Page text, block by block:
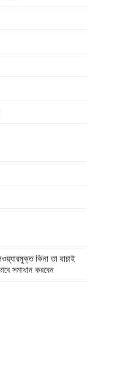
কিনা তা যাচাই
সমাধান করবেন